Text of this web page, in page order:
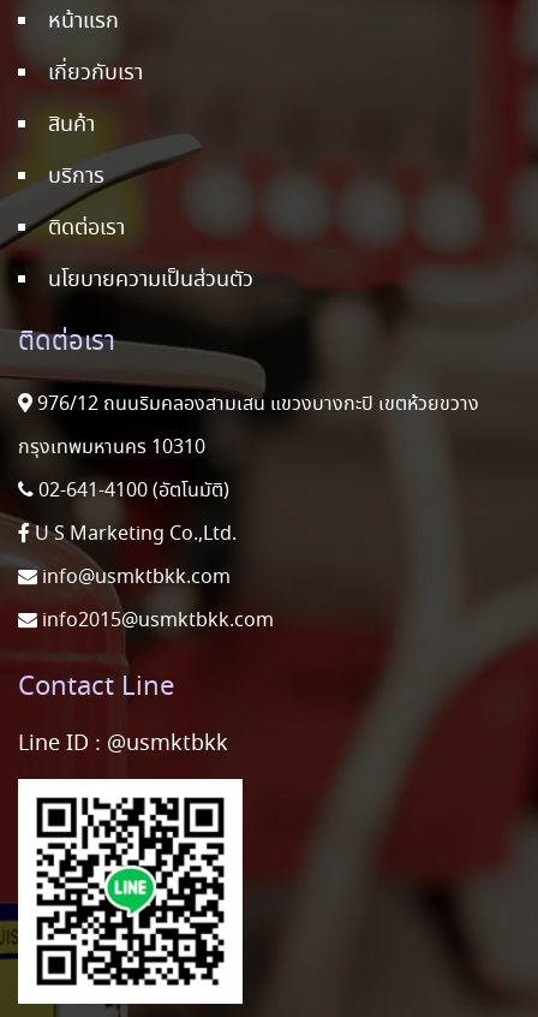
หน้าแรก
เกี่ยวกับเรา
สินค้า
บริการ
ติดต่อเรา
นโยบายความเป็นส่วนตัว
ติดต่อเรา
976/12 ถนนริมคลองสามเสน แขวงบางกะปิ เขตห้วยขวาง
กรุงเทพมหานคร 10310
02-641-4100 (อัตโนมัติ)
U S Marketing Co.,Ltd.
info@usmktbkk.com
info2015@usmktbkk.com
Contact Line
Line ID : @usmktbkk